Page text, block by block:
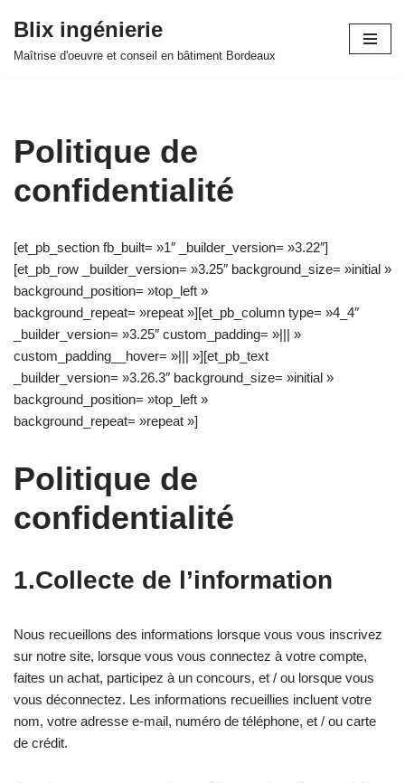
Aller
Blix ingénierie
Maîtrise d'oeuvre et conseil en bâtiment Bordeaux
Politique de
confidentialité
[et_pb_section fb_built= »1″ _builder_version= »3.22″]
[et_pb_row _builder_version= »3.25″ background_size= »initial »
background_position= »top_left »
background_repeat= »repeat »][et_pb_column type= »4_4″
_builder_version= »3.25″ custom_padding= »||| »
custom_padding__hover= »||| »][et_pb_text
_builder_version= »3.26.3″ background_size= »initial »
background_position= »top_left »
background_repeat= »repeat »]
Politique de
confidentialité
1.Collecte de l’information
Nous recueillons des informations lorsque vous vous inscrivez
sur notre site, lorsque vous vous connectez à votre compte,
faites un achat, participez à un concours, et / ou lorsque vous
vous déconnectez. Les informations recueillies incluent votre
nom, votre adresse e-mail, numéro de téléphone, et / ou carte
de crédit.